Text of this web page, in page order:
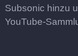
Subsonic hinzu
YouTube-